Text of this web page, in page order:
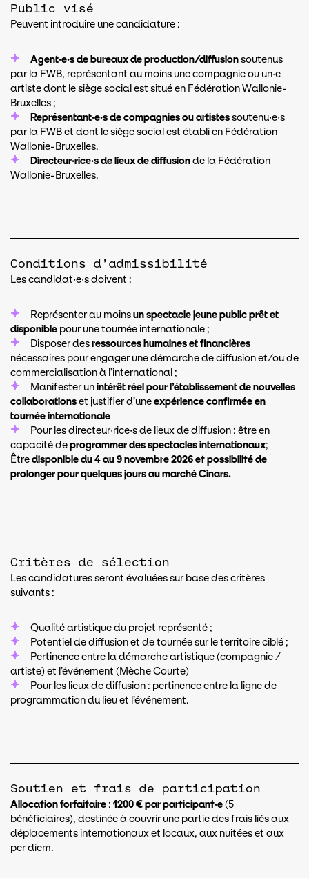
Public visé
Peuvent introduire une candidature :
Agent·e·s de bureaux de production/diffusionsoutenus
par la FWB, représentant au moins une compagnie ou un·e
artiste dont le siège social est situé en Fédération Wallonie-
Bruxelles ;
Représentant·e·s de compagnies ou artistessoutenu·e·s
par la FWB et dont le siège social est établi en Fédération
Wallonie-Bruxelles.
Directeur·rice·s de lieux de diffusionde la Fédération
Wallonie-Bruxelles.
Conditions d’admissibilité
Les candidat·e·s doivent :
Représenter au moinsun spectacle jeune public prêt et
disponible pour une tournée internationale ;
Disposer desressources humaines et financières
nécessaires pour engager une démarche de diffusion et/ou de
commercialisation à l’international ;
Manifester unintérêt réel pour l’établissement de nouvelles
collaborationset justifier d’uneexpérience confirmée en
tournée internationale
Pour les directeur·rice·s de lieux de diffusion : être en
capacité deprogrammer des spectacles internationaux;
Êtredisponible du 4 au 9 novembre 2026 et possibilité de
prolonger pour quelques jours au marché Cinars.
Critères de sélection
Les candidatures seront évaluées sur base des critères
suivants :
Qualité artistique du projet représenté ;
Potentiel de diffusion et de tournée sur le territoire ciblé ;
Pertinence entre la démarche artistique (compagnie /
artiste) et l’événement (Mèche Courte)
Pour les lieux de diffusion : pertinence entre la ligne de
programmation du lieu et l’événement.
Soutien et frais de participation
Allocation forfaitaire : 1200 € par participant·e(5
bénéficiaires), destinée à couvrir une partie des frais liés aux
déplacements internationaux et locaux, aux nuitées et aux
per diem.